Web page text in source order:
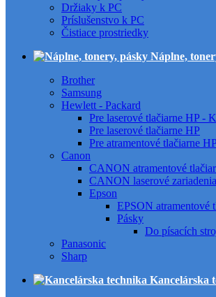
Držiaky k PC
Príslušenstvo k PC
Čistiace prostriedky
Náplne,
Brother
Samsung
Hewlett - Packard
Pre laserové tlačiarne HP -
Pre laserové tlačiarne HP
Pre atramentové tlačiarne
Canon
CANON atramentové
CANON laserové zariadenia
Epson
EPSON atramentové
Pásky
Do písacích
Panasonic
Sharp
Kancelárska